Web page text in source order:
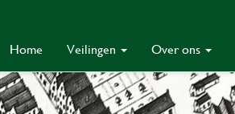
Home Veilingen Over ons